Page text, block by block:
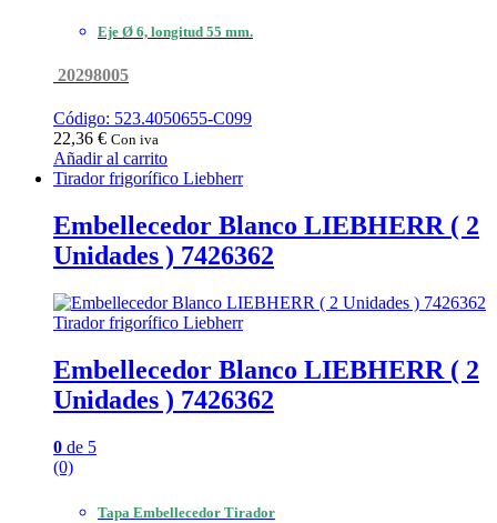
Eje Ø 6, longitud 55 mm.
20298005
Código: 523.4050655-C099
22,36 € Con iva
Añadir al carrito
Tirador frigorífico Liebherr
Embellecedor Blanco LIEBHERR ( 2
Unidades ) 7426362
Tirador frigorífico Liebherr
Embellecedor Blanco LIEBHERR ( 2
Unidades ) 7426362
0 de 5
(0)
Tapa Embellecedor Tirador